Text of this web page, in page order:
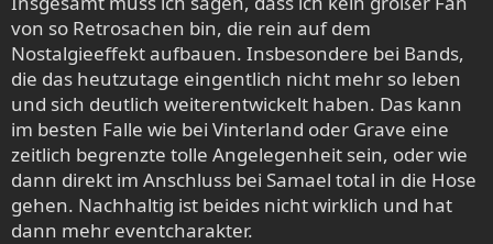
von so Retrosachen bin, die rein auf dem
Nostalgieeffekt aufbauen. Insbesondere bei Bands,
die das heutzutage eingentlich nicht mehr so leben
und sich deutlich weiterentwickelt haben. Das kann
im besten Falle wie bei Vinterland oder Grave eine
zeitlich begrenzte tolle Angelegenheit sein, oder wie
dann direkt im Anschluss bei Samael total in die Hose
gehen. Nachhaltig ist beides nicht wirklich und hat
dann mehr eventcharakter.